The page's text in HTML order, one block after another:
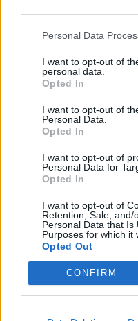
Personal Data
I want to opt-out of
personal data.
Opted In
I want to opt-out of
Personal Data.
Opted In
I want to opt-out of
Personal Data for
Opted In
I want to opt-out of
Retention, Sale, and/
Personal Data that Is
Purposes for which it
Opted Out
CONFIRM
Vilniaus policija
ir aiškinasi jaunos
aplinkybes. Kūnas
Policija vis dar